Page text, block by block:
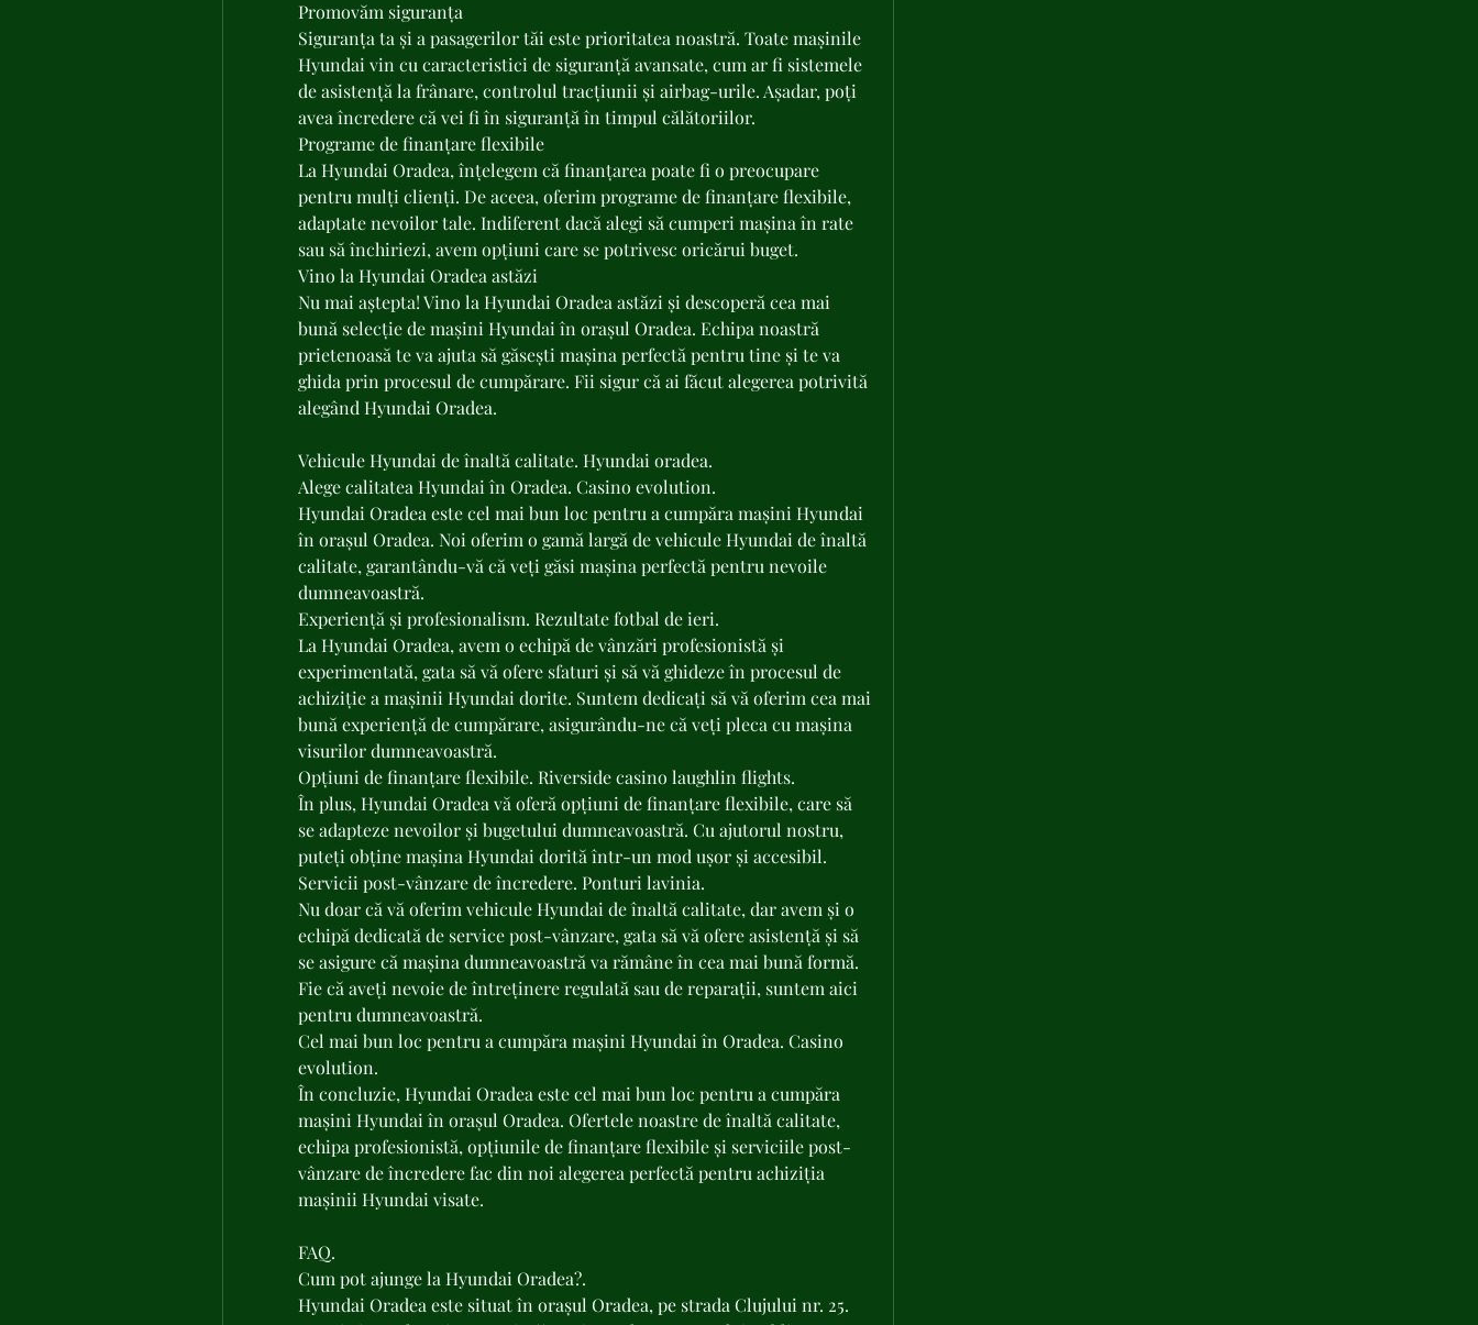
Promovăm siguranța
Siguranța ta și a pasagerilor tăi este prioritatea noastră. Toate mașinile
Hyundai vin cu caracteristici de siguranță avansate, cum ar fi sistemele
de asistență la frânare, controlul tracțiunii și airbag-urile. Așadar, poți
avea încredere că vei fi în siguranță în timpul călătoriilor.
Programe de finanțare flexibile
La Hyundai Oradea, înțelegem că finanțarea poate fi o preocupare
pentru mulți clienți. De aceea, oferim programe de finanțare flexibile,
adaptate nevoilor tale. Indiferent dacă alegi să cumperi mașina în rate
sau să închiriezi, avem opțiuni care se potrivesc oricărui buget.
Vino la Hyundai Oradea astăzi
Nu mai aștepta! Vino la Hyundai Oradea astăzi și descoperă cea mai
bună selecție de mașini Hyundai în orașul Oradea. Echipa noastră
prietenoasă te va ajuta să găsești mașina perfectă pentru tine și te va
ghida prin procesul de cumpărare. Fii sigur că ai făcut alegerea potrivită
alegând Hyundai Oradea.
Vehicule Hyundai de înaltă calitate. Hyundai oradea.
Alege calitatea Hyundai în Oradea. Casino evolution.
Hyundai Oradea este cel mai bun loc pentru a cumpăra mașini Hyundai
în orașul Oradea. Noi oferim o gamă largă de vehicule Hyundai de înaltă
calitate, garantându-vă că veți găsi mașina perfectă pentru nevoile
dumneavoastră.
Experiență și profesionalism. Rezultate fotbal de ieri.
La Hyundai Oradea, avem o echipă de vânzări profesionistă și
experimentată, gata să vă ofere sfaturi și să vă ghideze în procesul de
achiziție a mașinii Hyundai dorite. Suntem dedicați să vă oferim cea mai
bună experiență de cumpărare, asigurându-ne că veți pleca cu mașina
visurilor dumneavoastră.
Opțiuni de finanțare flexibile. Riverside casino laughlin flights.
În plus, Hyundai Oradea vă oferă opțiuni de finanțare flexibile, care să
se adapteze nevoilor și bugetului dumneavoastră. Cu ajutorul nostru,
puteți obține mașina Hyundai dorită într-un mod ușor și accesibil.
Servicii post-vânzare de încredere. Ponturi lavinia.
Nu doar că vă oferim vehicule Hyundai de înaltă calitate, dar avem și o
echipă dedicată de service post-vânzare, gata să vă ofere asistență și să
se asigure că mașina dumneavoastră va rămâne în cea mai bună formă.
Fie că aveți nevoie de întreținere regulată sau de reparații, suntem aici
pentru dumneavoastră.
Cel mai bun loc pentru a cumpăra mașini Hyundai în Oradea. Casino
evolution.
În concluzie, Hyundai Oradea este cel mai bun loc pentru a cumpăra
mașini Hyundai în orașul Oradea. Ofertele noastre de înaltă calitate,
echipa profesionistă, opțiunile de finanțare flexibile și serviciile post-
vânzare de încredere fac din noi alegerea perfectă pentru achiziția
mașinii Hyundai visate.
FAQ.
Cum pot ajunge la Hyundai Oradea?.
Hyundai Oradea este situat în orașul Oradea, pe strada Clujului nr. 25.